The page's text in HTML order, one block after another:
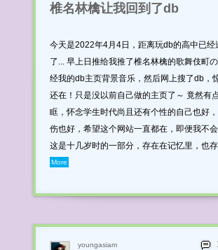
椎名林檎让我回到了db
今天是2022年4月4日，距离玩db的高中已经
了... 早上日推给我推了椎名林檎的歌舞伎町
经我的db主页背景音乐，然后网上搜了db，
还在！只是没以前自己做的主页了～ 竟然有
眶，怀念学生时代尚且还有个性的自己也好
伤也好，希望这个网站一直都在，即便我不
这是十几岁时的一部分，存在在记忆里，也
More
youngasiam